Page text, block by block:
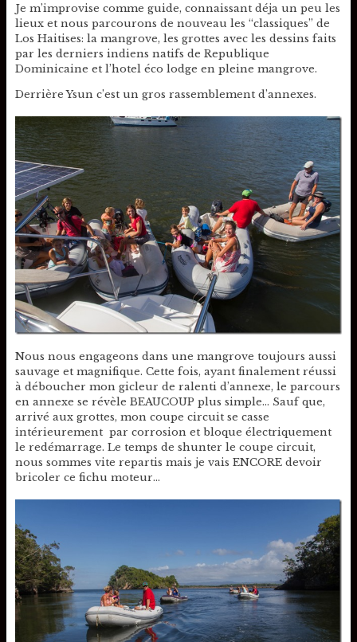
Je m’improvise comme guide, connaissant déja un peu les
lieux et nous parcourons de nouveau les “classiques” de
Los Haitises: la mangrove, les grottes avec les dessins faits
par les derniers indiens natifs de Republique
Dominicaine et l’hotel éco lodge en pleine mangrove.
Derrière Ysun c’est un gros rassemblement d’annexes.
Nous nous engageons dans une mangrove toujours aussi
sauvage et magnifique. Cette fois, ayant finalement réussi
à déboucher mon gicleur de ralenti d’annexe, le parcours
en annexe se révèle BEAUCOUP plus simple… Sauf que,
arrivé aux grottes, mon coupe circuit se casse
intérieurement par corrosion et bloque électriquement
le redémarrage. Le temps de shunter le coupe circuit,
nous sommes vite repartis mais je vais ENCORE devoir
bricoler ce fichu moteur…